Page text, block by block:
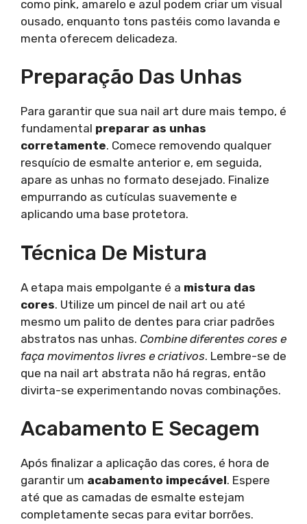
como pink, amarelo e azul podem criar um visual
ousado, enquanto tons pastéis como lavanda e
menta oferecem delicadeza.
Preparação Das Unhas
Para garantir que sua nail art dure mais tempo, é
fundamental preparar as unhas
corretamente. Comece removendo qualquer
resquício de esmalte anterior e, em seguida,
apare as unhas no formato desejado. Finalize
empurrando as cutículas suavemente e
aplicando uma base protetora.
Técnica De Mistura
A etapa mais empolgante é a mistura das
cores. Utilize um pincel de nail art ou até
mesmo um palito de dentes para criar padrões
abstratos nas unhas. Combine diferentes cores e
faça movimentos livres e criativos. Lembre-se de
que na nail art abstrata não há regras, então
divirta-se experimentando novas combinações.
Acabamento E Secagem
Após finalizar a aplicação das cores, é hora de
garantir um acabamento impecável. Espere
até que as camadas de esmalte estejam
completamente secas para evitar borrões.